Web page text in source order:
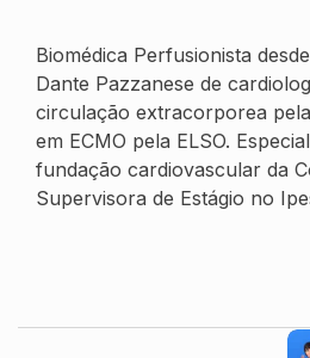
Biomédica Perfusionista
Dante Pazzanese de
circulação extracorporea pela
em ECMO pela ELSO.
fundação cardiovascular da
Supervisora de Estágio no